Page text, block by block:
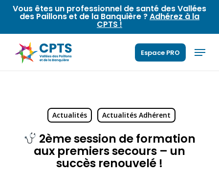
content
Vous êtes un professionnel de santé des Vallées
des Paillons et de la Banquière ?Adhérez à la
CPTS !
Espace PRO Menu
Actualités Actualités Adhérent
2ème session de formation
aux premiers secours – un
succès renouvelé !